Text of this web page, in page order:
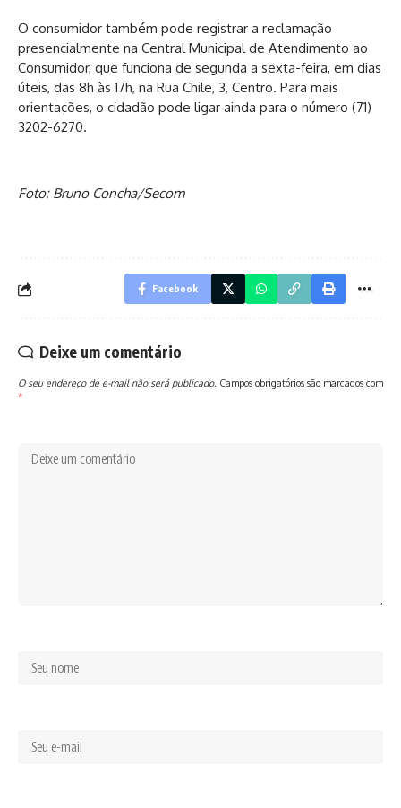
O consumidor também pode registrar a reclamação
presencialmente na Central Municipal de Atendimento ao
Consumidor, que funciona de segunda a sexta-feira, em dias
úteis, das 8h às 17h, na Rua Chile, 3, Centro. Para mais
orientações, o cidadão pode ligar ainda para o número (71)
3202-6270.
Foto: Bruno Concha/Secom
Facebook
Deixe um comentário
O seu endereço de e-mail não será publicado. Campos obrigatórios são marcados com
*